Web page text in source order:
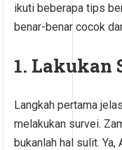
ikuti beberapa tips
benar-benar cocok
1. Lakukan
Langkah pertama
melakukan survei.
bukanlah hal sulit.